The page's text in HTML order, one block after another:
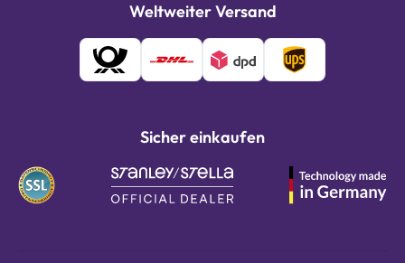
Weltweiter Versand
Sicher einkaufen